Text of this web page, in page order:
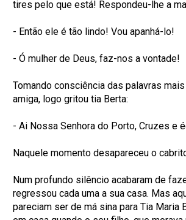
tires pelo que está! Respondeu-lhe a
- Então ele é tão lindo! Vou apanhá-lo!
- Ó mulher de Deus, faz-nos a vontade!
Tomando consciência das palavras
amiga, logo gritou tia Berta:
- Ai Nossa Senhora do Porto, Cruzes e
Naquele momento desapareceu o
Num profundo silêncio acabaram de
regressou cada uma a sua casa. Mas
pareciam ser de má sina para Tia Maria